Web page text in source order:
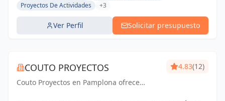
Proyectos De Actividades
+3
Ver Perfil Solicitar presupuesto
COUTO PROYECTOS
Couto Proyectos en Pamplona ofrece
4.83(12)